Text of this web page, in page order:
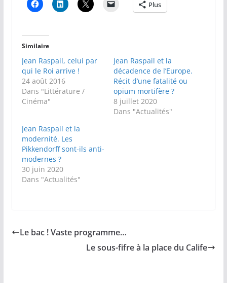
Plus
Similaire
Jean Raspail, celui par
qui le Roi arrive !
24 août 2016
Dans "Littérature /
Cinéma"
Jean Raspail et la
décadence de l’Europe.
Récit d’une fatalité ou
opium mortifère ?
8 juillet 2020
Dans "Actualités"
Jean Raspail et la
modernité. Les
Pikkendorff sont-ils anti-
modernes ?
30 juin 2020
Dans "Actualités"
Le bac ! Vaste programme…
Le sous-fifre à la place du Calife